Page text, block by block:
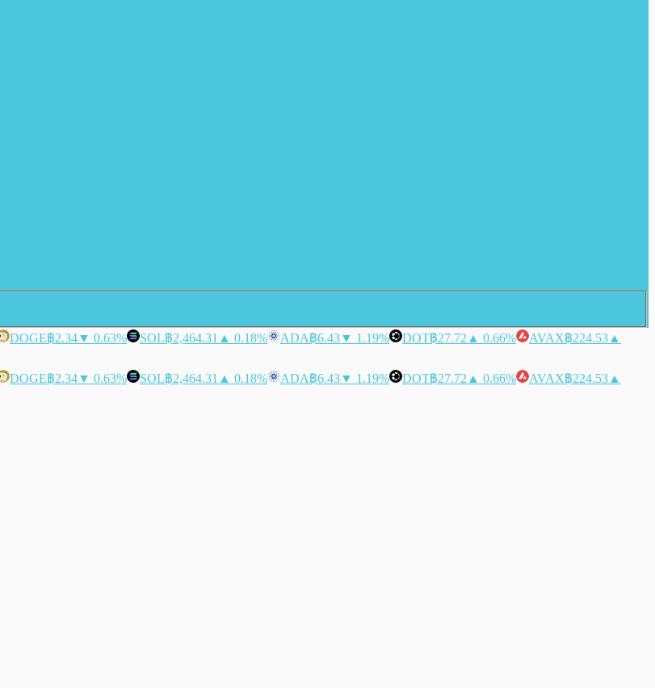
DOGE฿2.34▼ 0.63% SOL฿2,464.31 ▲ 0.18% ADA฿6.43▼ 1.19% DOT฿27.72 ▲ 0.66% AVAX฿224.53 ▲
DOGE฿2.34▼ 0.63% SOL฿2,464.31 ▲ 0.18% ADA฿6.43▼ 1.19% DOT฿27.72 ▲ 0.66% AVAX฿224.53 ▲